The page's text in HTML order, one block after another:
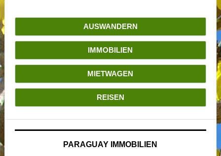
AUSWANDERN
IMMOBILIEN
MIETWAGEN
REISEN
PARAGUAY IMMOBILIEN